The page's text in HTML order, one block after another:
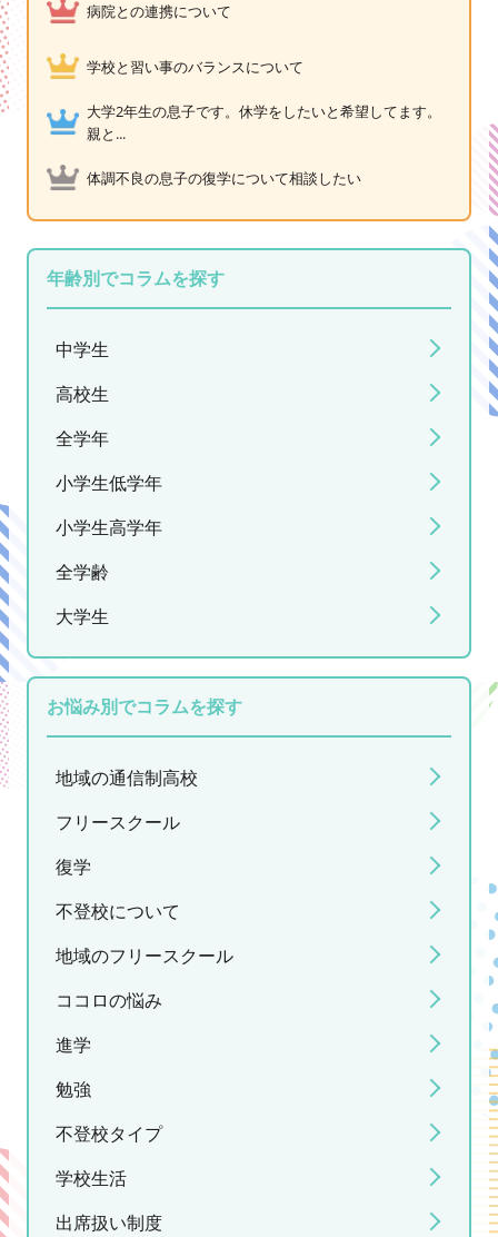
病院との連携について
学校と習い事のバランスについて
大学2年生の息子です。休学をしたいと希望してます。
親と...
体調不良の息子の復学について相談したい
年齢別でコラムを探す
中学生
高校生
全学年
小学生低学年
小学生高学年
全学齢
大学生
お悩み別でコラムを探す
地域の通信制高校
フリースクール
復学
不登校について
地域のフリースクール
ココロの悩み
進学
勉強
不登校タイプ
学校生活
出席扱い制度